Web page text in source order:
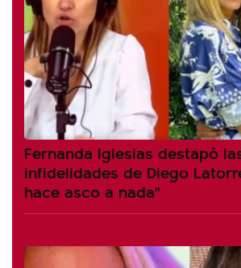
Fernanda Iglesias destapó
infidelidades de Diego
hace asco a nada"